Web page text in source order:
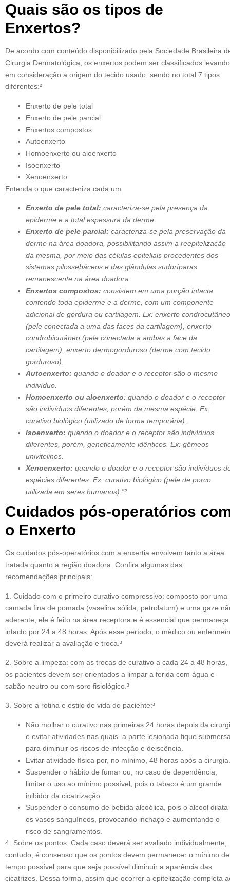
Quais são os tipos de
Enxertos?
De acordo com conteúdo disponibilizado pela Sociedade Brasileira
Cirurgia Dermatológica, os enxertos podem ser classificados levando
em consideração a origem do tecido usado, sendo no total 7 tipos
diferentes:²
Enxerto de pele total
Enxerto de pele parcial
Enxertos compostos
Autoenxerto
Homoenxerto ou aloenxerto
Isoenxerto
Xenoenxerto
Entenda o que caracteriza cada um:
Enxerto de pele total: caracteriza-se pela presença da
epiderme e a total espessura da derme.
Enxerto de pele parcial: caracteriza-se pela preservação da
derme na área doadora, possibilitando assim a reepitelização
da mesma, por meio das células epiteliais procedentes dos
sistemas pilossebáceos e das glândulas sudoríparas
remanescente na área doadora.
Enxertos compostos: consistem em uma porção intacta
contendo toda epiderme e a derme, com um componente
adicional de gordura ou cartilagem. Ex: enxerto condrocutâneo
(pele conectada a uma das faces da cartilagem), enxerto
condrobicutâneo (pele conectada a ambas a face da
cartilagem), enxerto dermogorduroso (derme com tecido
gorduroso).
Autoenxerto: quando o doador e o receptor são o mesmo
indivíduo.
Homoenxerto ou aloenxerto: quando o doador e o receptor
são indivíduos diferentes, porém da mesma espécie. Ex:
curativo biológico (utilizado de forma temporária).
Isoenxerto: quando o doador e o receptor são indivíduos
diferentes, porém, geneticamente idênticos. Ex: gêmeos
univitelinos.
Xenoenxerto: quando o doador e o receptor são indivíduos
espécies diferentes. Ex: curativo biológico (pele de porco
utilizada em seres humanos).”²
Cuidados pós-operatórios
o Enxerto
Os cuidados pós-operatórios com a enxertia envolvem tanto a área
tratada quanto a região doadora. Confira algumas das
recomendações principais:
1. Cuidado com o primeiro curativo compressivo: composto por uma
camada fina de pomada (vaselina sólida, petrolatum) e uma gaze
aderente, ele é feito na área receptora e é essencial que permaneça
intacto por 24 a 48 horas. Após esse período, o médico ou
deverá realizar a avaliação e troca.³
2. Sobre a limpeza: com as trocas de curativo a cada 24 a 48 horas,
os pacientes devem ser orientados a limpar a ferida com água e
sabão neutro ou com soro fisiológico.³
3. Sobre a rotina e estilo de vida do paciente:³
Não molhar o curativo nas primeiras 24 horas depois da
e evitar atividades nas quais a parte lesionada fique
para diminuir os riscos de infecção e deiscência.
Evitar atividade física por, no mínimo, 48 horas após a cirurgia.
Suspender o hábito de fumar ou, no caso de dependência,
limitar o uso ao mínimo possível, pois o tabaco é um grande
inibidor da cicatrização.
Suspender o consumo de bebida alcoólica, pois o álcool dilata
os vasos sanguíneos, provocando inchaço e aumentando o
risco de sangramentos.
4. Sobre os pontos: Cada caso deverá ser avaliado individualmente,
contudo, é consenso que os pontos devem permanecer o mínimo de
tempo possível para que seja possível diminuir a aparência das
cicatrizes. Dessa forma, assim que ocorrer a epitelização completa